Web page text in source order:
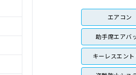
エアコン
助手席エアバ
キーレスエント